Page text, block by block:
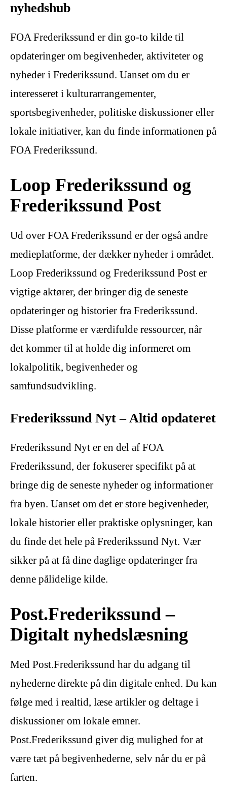
nyhedshub
FOA Frederikssund er din go-to kilde til
opdateringer om begivenheder, aktiviteter og
nyheder i Frederikssund. Uanset om du er
interesseret i kulturarrangementer,
sportsbegivenheder, politiske diskussioner eller
lokale initiativer, kan du finde informationen på
FOA Frederikssund.
Loop Frederikssund og
Frederikssund Post
Ud over FOA Frederikssund er der også andre
medieplatforme, der dækker nyheder i området.
Loop Frederikssund og Frederikssund Post er
vigtige aktører, der bringer dig de seneste
opdateringer og historier fra Frederikssund.
Disse platforme er værdifulde ressourcer, når
det kommer til at holde dig informeret om
lokalpolitik, begivenheder og
samfundsudvikling.
Frederikssund Nyt – Altid opdateret
Frederikssund Nyt er en del af FOA
Frederikssund, der fokuserer specifikt på at
bringe dig de seneste nyheder og informationer
fra byen. Uanset om det er store begivenheder,
lokale historier eller praktiske oplysninger, kan
du finde det hele på Frederikssund Nyt. Vær
sikker på at få dine daglige opdateringer fra
denne pålidelige kilde.
Post.Frederikssund –
Digitalt nyhedslæsning
Med Post.Frederikssund har du adgang til
nyhederne direkte på din digitale enhed. Du kan
følge med i realtid, læse artikler og deltage i
diskussioner om lokale emner.
Post.Frederikssund giver dig mulighed for at
være tæt på begivenhederne, selv når du er på
farten.